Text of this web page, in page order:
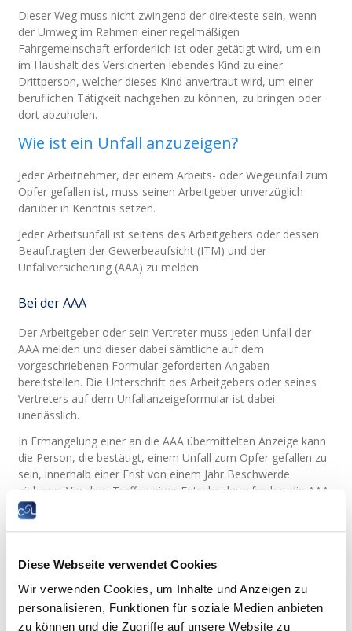
Diese Webseite verwendet Cookies
Wir verwenden Cookies, um Inhalte und Anzeigen zu
personalisieren, Funktionen für soziale Medien anbieten
zu können und die Zugriffe auf unsere Website zu
Dieser Weg muss nicht zwingend der direkteste sein, wenn
der Umweg im Rahmen einer regelmäßigen
Fahrgemeinschaft erforderlich ist oder getätigt wird, um ein
im Haushalt des Versicherten lebendes Kind zu einer
Drittperson, welcher dieses Kind anvertraut wird, um einer
beruflichen Tätigkeit nachgehen zu können, zu bringen oder
dort abzuholen.
Wie ist ein Unfall anzuzeigen?
Jeder Arbeitnehmer, der einem Arbeits- oder Wegeunfall zum
Opfer gefallen ist, muss seinen Arbeitgeber unverzüglich
darüber in Kenntnis setzen.
Jeder Arbeitsunfall ist seitens des Arbeitgebers oder dessen
Beauftragten der Gewerbeaufsicht (ITM) und der
Unfallversicherung (AAA) zu melden.
Bei der AAA
Der Arbeitgeber oder sein Vertreter muss jeden Unfall der
AAA melden und dieser dabei sämtliche auf dem
vorgeschriebenen Formular geforderten Angaben
bereitstellen. Die Unterschrift des Arbeitgebers oder seines
Vertreters auf dem Unfallanzeigeformular ist dabei
unerlässlich.
In Ermangelung einer an die AAA übermittelten Anzeige kann
die Person, die bestätigt, einem Unfall zum Opfer gefallen zu
sein, innerhalb einer Frist von einem Jahr Beschwerde
einlegen. Vor dem Treffen einer Entscheidung fordert die AAA
die Stellungnahme der Person an, der die Anzeige obliegt.
Die Ablehnung der Einstufung eines seitens des Arbeitgebers
Gegenstand einer Entscheidung der AAA, gegen die Berufung
eingelegt werden kann. Diese Entscheidung wird dem